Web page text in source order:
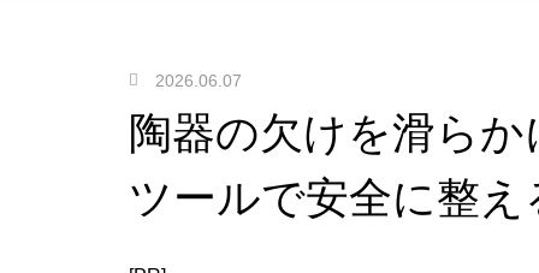
2026.06.07
陶器の欠けを滑ら
ツールで安全に整え